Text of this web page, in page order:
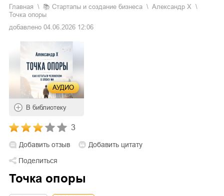
Главная 📚 стартапы и создание бизнеса
Александр X
Точка опоры
добавлено 04.06.2026 12:06
АУДИО
В библиотеку
3
Добавить отзыв
Добавить цитату
Поделиться
Точка опоры